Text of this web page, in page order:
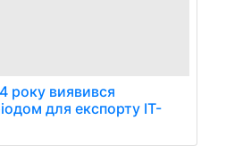
року виявився
для експорту IT-